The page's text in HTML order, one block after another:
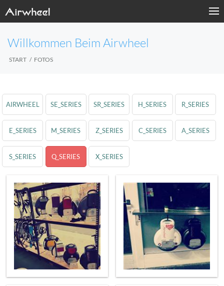
Willkommen Beim Airwheel
START FOTOS
AIRWHEEL SE_SERIES SR_SERIES H_SERIES R_SERIES
E_SERIES M_SERIES Z_SERIES C_SERIES A_SERIES
S_SERIES Q_SERIES X_SERIES